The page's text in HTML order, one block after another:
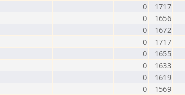
0
1717
0
1656
0
1672
0
1717
0
1655
0
1633
0
1619
0
1569